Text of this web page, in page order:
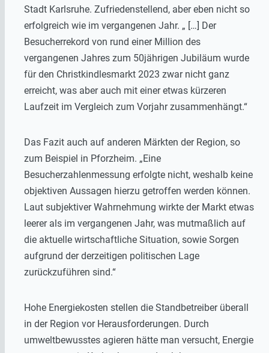
Stadt Karlsruhe. Zufriedenstellend, aber eben nicht so
erfolgreich wie im vergangenen Jahr. „ […] Der
Besucherrekord von rund einer Million des
vergangenen Jahres zum 50jährigen Jubiläum wurde
für den Christkindlesmarkt 2023 zwar nicht ganz
erreicht, was aber auch mit einer etwas kürzeren
Laufzeit im Vergleich zum Vorjahr zusammenhängt.“
Das Fazit auch auf anderen Märkten der Region, so
zum Beispiel in Pforzheim. „Eine
Besucherzahlenmessung erfolgte nicht, weshalb keine
objektiven Aussagen hierzu getroffen werden können.
Laut subjektiver Wahrnehmung wirkte der Markt etwas
leerer als im vergangenen Jahr, was mutmaßlich auf
die aktuelle wirtschaftliche Situation, sowie Sorgen
aufgrund der derzeitigen politischen Lage
zurückzuführen sind.“
Hohe Energiekosten stellen die Standbetreiber überall
in der Region vor Herausforderungen. Durch
umweltbewusstes agieren hätte man versucht, Energie